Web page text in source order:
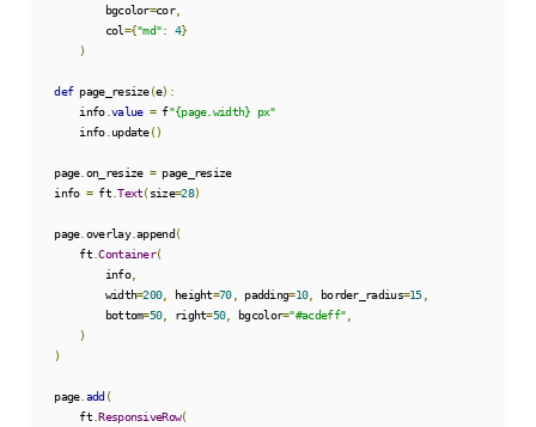
            bgcolor
=cor,
            col
={"md": 4}
)
def page_resize(e):
        info
. value = f"{page.width} px"
        info
. update()
    page
. on_resize = page_resize
    info
= ft.Text(size=28)
    page
. overlay.append(
        ft
.Container(
            info
,
            width
=200, height=70, padding=10, border_radius=15,
            bottom
=50, right=50, bgcolor="#acdeff"
)
)
    page
. add(
        ft
.ResponsiveRow(